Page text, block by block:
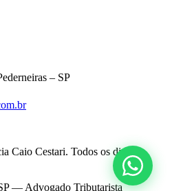
– SP
Caio Cestari. Todos os direitos
— Advogado Tributarista